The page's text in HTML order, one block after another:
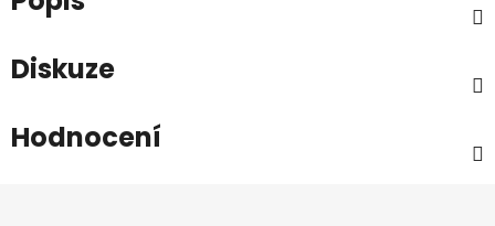
Diskuze
Hodnocení